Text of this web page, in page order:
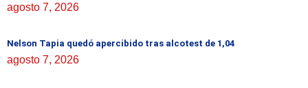
agosto 7, 2026
Nelson Tapia quedó apercibido tras alcotest de 1,04
agosto 7, 2026